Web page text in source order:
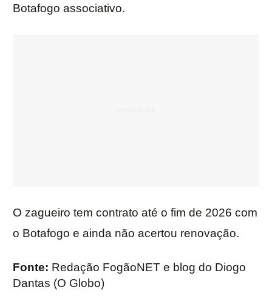
Botafogo associativo.
O zagueiro tem contrato até o fim de 2026 com
o Botafogo e ainda não acertou renovação.
Fonte: Redação FogãoNET e blog do Diogo
Dantas (O Globo)